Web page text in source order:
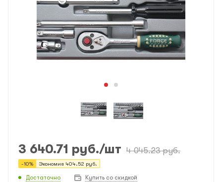
3 640.71 руб./шт 4 045.23руб.
-10% Экономия 404.52 руб.
Достаточно Купить со скидкой